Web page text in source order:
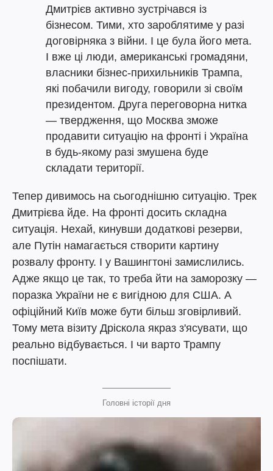
Дмитрієв активно зустрічався із
бізнесом. Тими, хто зароблятиме у разі
договірняка з війни. І це була його мета.
І вже ці люди, американські громадяни,
власники бізнес-прихильників Трампа,
які побачили вигоду, говорили зі своїм
президентом. Друга переговорна нитка
— твердження, що Москва зможе
продавити ситуацію на фронті і Україна
в будь-якому разі змушена буде
складати території.
Тепер дивимось на сьогоднішню ситуацію. Трек
Дмитрієва йде. На фронті досить складна
ситуація. Нехай, кинувши додаткові резерви,
але Путін намагається створити картину
розвалу фронту. І у Вашингтоні замислились.
Адже якщо це так, то треба йти на заморозку —
поразка України не є вигідною для США. А
офіційний Київ може бути більш зговірливий.
Тому мета візиту Дріскола якраз з'ясувати, що
реально відбувається. І чи варто Трампу
поспішати.
Головні історії дня